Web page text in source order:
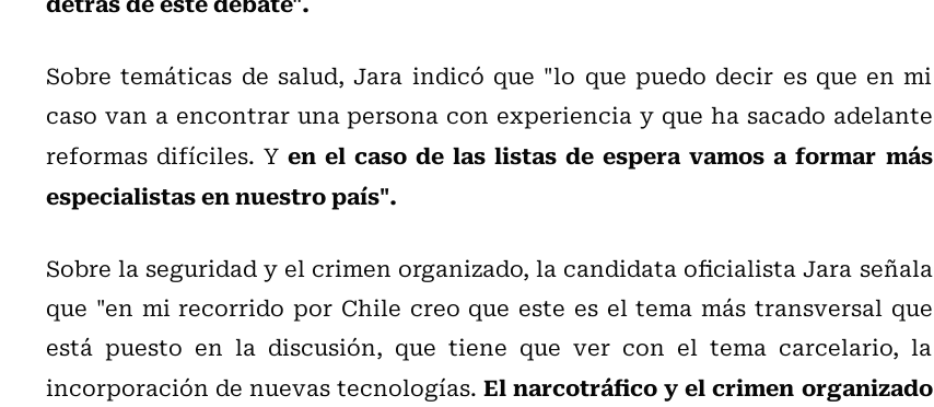
Sobre temáticas de salud, Jara indicó que "lo que puedo decir es que en mi
caso van a encontrar una persona con experiencia y que ha sacado adelante
reformas difíciles. Yen el caso de las listas de espera vamos a formar más
especialistas en nuestro país".
Sobre la seguridad y el crimen organizado, la candidata oficialista Jara señala
que "en mi recorrido por Chile creo que este es el tema más transversal que
está puesto en la discusión, que tiene que ver con el tema carcelario, la
incorporación de nuevas tecnologías.El narcotráfico y el crimen organizado